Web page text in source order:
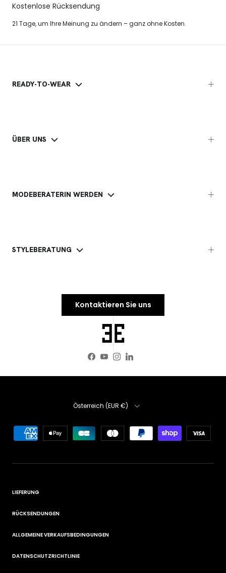
Kostenlose Rücksendung
21 Tage, um Ihre Meinung zu ändern – ganz ohne Kosten.
READY-TO-WEAR
ÜBER UNS
MODEBERATERIN WERDEN
STYLEBERATUNG
Kontaktieren Sie uns
Facebook
YouTube
Instagram
LinkedIn
Land/Region
Österreich (EUR €)
LIEFERUNG
RÜCKSENDUNGEN
ALLGEMEINE VERKAUFSBEDINGUNGEN
DATENSCHUTZRICHTLINIE